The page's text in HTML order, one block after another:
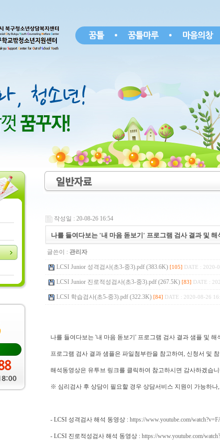
일반자료
작성일 : 20-08-26 16:54
나를 들여다보는 '내 마음 돋보기' 프로그램 검사 결과 및 해
글쓴이 : 관리자
LCSI Junior 성격검사(초3-중3).pdf (383.6K) [105] DATE : 2020-
LCSI Junior 진로적성검사(초3-중3).pdf (267.5K) [83] DATE :
LCSI 학습검사(초5-중3).pdf (322.3K) [84] DATE : 2020-08-26
나를 들여다보는 '내 마음 돋보기' 프로그램 검사 결과 샘플 및 해
프로그램 검사 결과 샘플은 파일첨부란을 참고하여, 신청서 및
해석동영상은 유투브 링크를 클릭하여 참고하시면 감사하겠습니
※ 심리검사 후 상담이 필요할 경우 상담서비스 지원이 가능하
- LCSI 성격검사 해석 동영상 : https://www.youtube.com/
- LCSI 진로적성검사 해석 동영상 : https://www.youtube.com/